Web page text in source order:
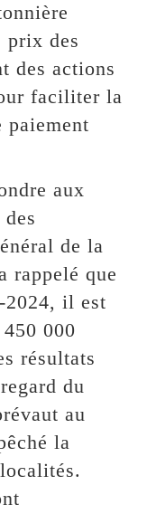
prix des
des actions
faciliter la
paiement
aux
de la
rappelé que
2024, il est
000
résultats
du
au
la